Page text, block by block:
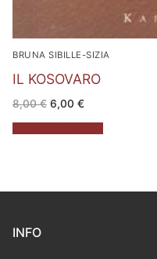
BRUNA SIBILLE-SIZIA
IL KOSOVARO
8,00€ Il
prezzo
originale
era:
6,00 €Il
attuale
è:
INFO